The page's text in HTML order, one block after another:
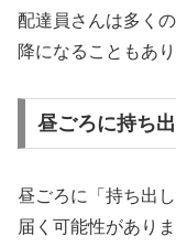
配達員さんは多く
降になることもあり
昼ごろに持ち
昼ごろに「持ち出
届く可能性がありま